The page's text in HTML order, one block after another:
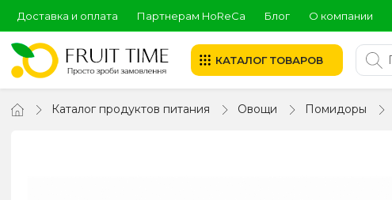
Доставка и оплата Партнерам HoReCa Блог О компании
КАТАЛОГ ТОВАРОВ
Каталог продуктов питания Овощи Помидоры